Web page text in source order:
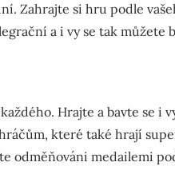
Zahrajte si hru podle
a i vy se tak můžete
Hrajte a bavte se i
které také hrají
odměňováni medailemi